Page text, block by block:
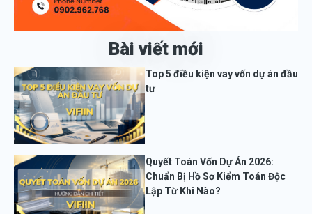
Bài viết mới
Top 5 điều kiện vay vốn dự án đầu
tư
Quyết Toán Vốn Dự Án 2026:
Chuẩn Bị Hồ Sơ Kiểm Toán Độc
Lập Từ Khi Nào?